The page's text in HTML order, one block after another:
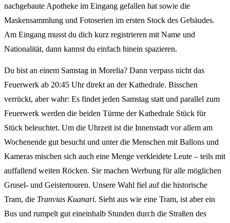
nachgebaute Apotheke im Eingang gefallen hat sowie die
Maskensammlung und Fotoserien im ersten Stock des Gebäudes.
Am Eingang musst du dich kurz registrieren mit Name und
Nationalität, dann kannst du einfach hinein spazieren.
Du bist an einem Samstag in Morelia? Dann verpass nicht das
Feuerwerk ab 20:45 Uhr direkt an der Kathedrale. Bisschen
verrückt, aber wahr: Es findet jeden Samstag statt und parallel zum
Feuerwerk werden die beiden Türme der Kathedrale Stück für
Stück beleuchtet. Um die Uhrzeit ist die Innenstadt vor allem am
Wochenende gut besucht und unter die Menschen mit Ballons und
Kameras mischen sich auch eine Menge verkleidete Leute – teils mit
auffallend weiten Röcken. Sie machen Werbung für alle möglichen
Grusel- und Geistertouren. Unsere Wahl fiel auf die historische
Tram, die Tranvias Kuanari. Sieht aus wie eine Tram, ist aber ein
Bus und rumpelt gut eineinhalb Stunden durch die Straßen des